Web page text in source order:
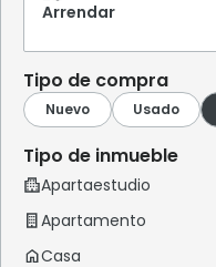
Arrendar
Tipo de compra
Tipo de inmueble